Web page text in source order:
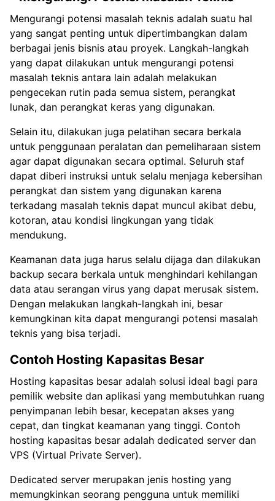
Mengurangi potensi masalah teknis adalah suatu hal
yang sangat penting untuk dipertimbangkan dalam
berbagai jenis bisnis atau proyek. Langkah-langkah
yang dapat dilakukan untuk mengurangi potensi
masalah teknis antara lain adalah melakukan
pengecekan rutin pada semua sistem, perangkat
lunak, dan perangkat keras yang digunakan.
Selain itu, dilakukan juga pelatihan secara berkala
untuk penggunaan peralatan dan pemeliharaan sistem
agar dapat digunakan secara optimal. Seluruh staf
dapat diberi instruksi untuk selalu menjaga kebersihan
perangkat dan sistem yang digunakan karena
terkadang masalah teknis dapat muncul akibat debu,
kotoran, atau kondisi lingkungan yang tidak
mendukung.
Keamanan data juga harus selalu dijaga dan dilakukan
backup secara berkala untuk menghindari kehilangan
data atau serangan virus yang dapat merusak sistem.
Dengan melakukan langkah-langkah ini, besar
kemungkinan kita dapat mengurangi potensi masalah
teknis yang bisa terjadi.
Contoh Hosting Kapasitas Besar
Hosting kapasitas besar adalah solusi ideal bagi para
pemilik website dan aplikasi yang membutuhkan ruang
penyimpanan lebih besar, kecepatan akses yang
cepat, dan tingkat keamanan yang tinggi. Contoh
hosting kapasitas besar adalah dedicated server dan
VPS (Virtual Private Server).
Dedicated server merupakan jenis hosting yang
memungkinkan seorang pengguna untuk memiliki